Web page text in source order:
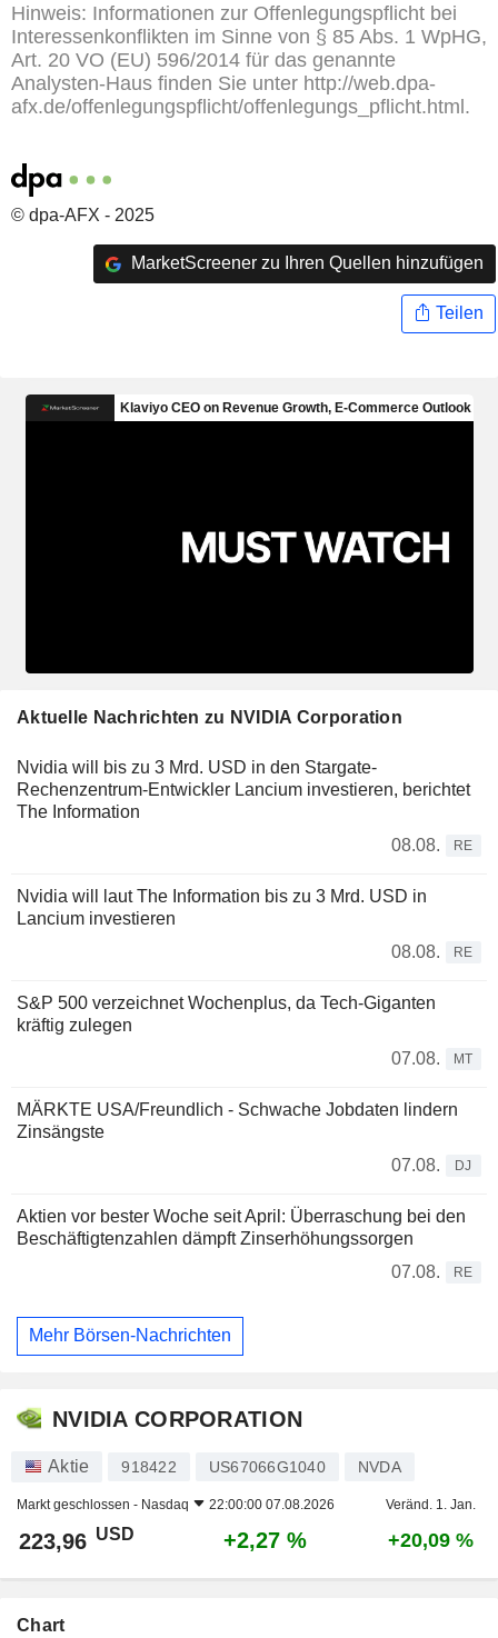
Hinweis: Informationen zur Offenlegungspflicht bei
Interessenkonflikten im Sinne von § 85 Abs. 1 WpHG,
Art. 20 VO (EU) 596/2014 für das genannte
Analysten-Haus finden Sie unter http://web.dpa-
afx.de/offenlegungspflicht/offenlegungs_pflicht.html.
© dpa-AFX - 2025
MarketScreener zu Ihren Quellen hinzufügen
Teilen
Aktuelle Nachrichten zu NVIDIA Corporation
Nvidia will bis zu 3 Mrd. USD in den Stargate-
Rechenzentrum-Entwickler Lancium investieren, berichtet
The Information
08.08.
RE
Nvidia will laut The Information bis zu 3 Mrd. USD in
Lancium investieren
08.08.
RE
S&P 500 verzeichnet Wochenplus, da Tech-Giganten
kräftig zulegen
07.08.
MT
MÄRKTE USA/Freundlich - Schwache Jobdaten lindern
Zinsängste
07.08.
DJ
Aktien vor bester Woche seit April: Überraschung bei den
Beschäftigtenzahlen dämpft Zinserhöhungssorgen
07.08.
RE
Mehr Börsen-Nachrichten
NVIDIA CORPORATION
Aktie 918422 US67066G1040 NVDA
Markt geschlossen - Nasdaq 22:00:00 07.08.2026 Veränd. 1. Jan.
223,96 USD +2,27 % +20,09 %
Chart